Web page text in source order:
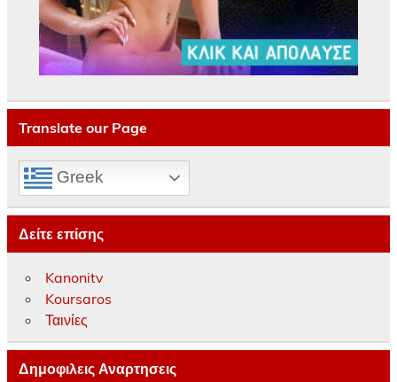
Translate our Page
Greek
Δείτε επίσης
Kanonitv
Koursaros
Ταινίες
Δημοφιλεις Αναρτησεις